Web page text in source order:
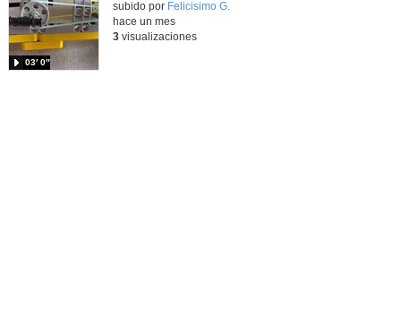
Contenido educativo.
subido por Felicisimo G.
03′ 0″
hace un mes
3visualizaciones